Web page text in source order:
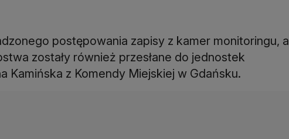
postępowania zapisy z kamer monitoringu, a
zostały również przesłane do jednostek
Kamińska z Komendy Miejskiej w Gdańsku.